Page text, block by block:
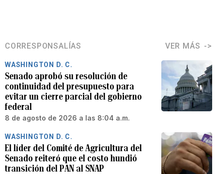
CORRESPONSALÍAS VER MÁS
WASHINGTON D. C.
Senado aprobó su resolución de
continuidad del presupuesto para
evitar un cierre parcial del gobierno
federal
8 de agosto de 2026 a las 8:04 a.m.
WASHINGTON D. C.
El líder del Comité de Agricultura del
Senado reiteró que el costo hundió
transición del PAN al SNAP